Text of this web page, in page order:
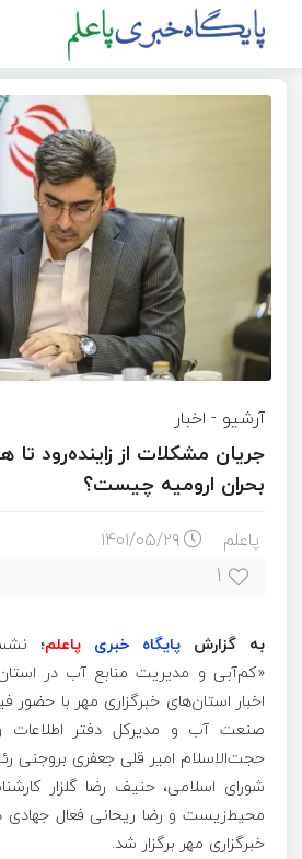
آرشیو - اخبار
جریان مشکلات از زاینده‌رود تا
بحران ارومیه چیست؟
پاعلم ۱۴۰۱/۰۵/۲۹
۱
به گزارش پایگاه خبری پاعلم؛
«کم‌آبی و مدیریت منابع آب در
اخبار استان‌های خبرگزاری مهر با حضور
صنعت آب و مدیرکل دفتر اطلاعات
حجت‌الاسلام امیر قلی جعفری
شورای اسلامی، حنیف رضا گلزار
محیط‌زیست و رضا ریحانی فعال جهادی
خبرگزاری مهر برگزار شد.